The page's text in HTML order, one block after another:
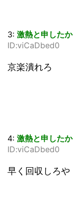
3: 激熱と申したか
ID:viCaDbed0
京楽潰れろ
4: 激熱と申したか
ID:viCaDbed0
早く回収しろや